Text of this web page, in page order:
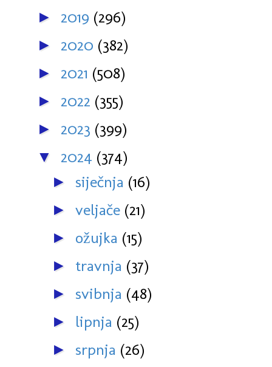
► 2019 (296)
► 2020 (382)
► 2021 (508)
► 2022 (355)
► 2023 (399)
▼ 2024 (374)
► siječnja (16)
► veljače (21)
► ožujka (15)
► travnja (37)
► svibnja (48)
► lipnja (25)
► srpnja (26)